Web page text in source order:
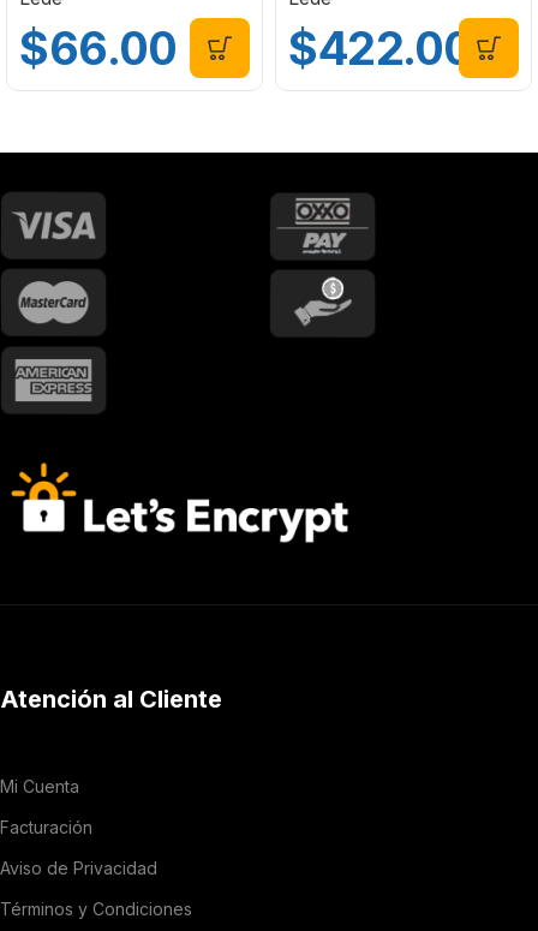
$66.00 $422.00
Atención al Cliente
Mi Cuenta
Facturación
Aviso de Privacidad
Términos y Condiciones